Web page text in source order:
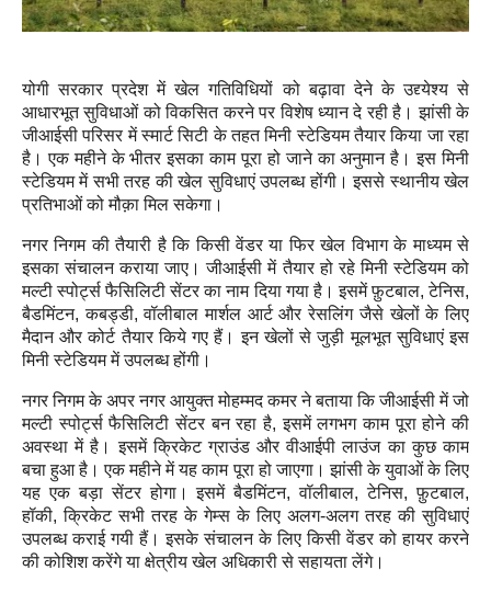
योगी सरकार प्रदेश में खेल गतिविधियों को बढ़ावा देने के उद्द्येश्य से
आधारभूत सुविधाओं को विकसित करने पर विशेष ध्यान दे रही है। झांसी के
जीआईसी परिसर में स्मार्ट सिटी के तहत मिनी स्टेडियम तैयार किया जा रहा
है। एक महीने के भीतर इसका काम पूरा हो जाने का अनुमान है। इस मिनी
स्टेडियम में सभी तरह की खेल सुविधाएं उपलब्ध होंगी। इससे स्थानीय खेल
प्रतिभाओं को मौक़ा मिल सकेगा।
नगर निगम की तैयारी है कि किसी वेंडर या फिर खेल विभाग के माध्यम से
इसका संचालन कराया जाए। जीआईसी में तैयार हो रहे मिनी स्टेडियम को
मल्टी स्पोर्ट्स फैसिलिटी सेंटर का नाम दिया गया है। इसमें फ़ुटबाल, टेनिस,
बैडमिंटन, कबड्डी, वॉलीबाल मार्शल आर्ट और रेसलिंग जैसे खेलों के लिए
मैदान और कोर्ट तैयार किये गए हैं। इन खेलों से जुड़ी मूलभूत सुविधाएं इस
मिनी स्टेडियम में उपलब्ध होंगी।
नगर निगम के अपर नगर आयुक्त मोहम्मद कमर ने बताया कि जीआईसी में जो
मल्टी स्पोर्ट्स फैसिलिटी सेंटर बन रहा है, इसमें लगभग काम पूरा होने की
अवस्था में है। इसमें क्रिकेट ग्राउंड और वीआईपी लाउंज का कुछ काम
बचा हुआ है। एक महीने में यह काम पूरा हो जाएगा। झांसी के युवाओं के लिए
यह एक बड़ा सेंटर होगा। इसमें बैडमिंटन, वॉलीबाल, टेनिस, फ़ुटबाल,
हॉकी, क्रिकेट सभी तरह के गेम्स के लिए अलग-अलग तरह की सुविधाएं
उपलब्ध कराई गयी हैं। इसके संचालन के लिए किसी वेंडर को हायर करने
की कोशिश करेंगे या क्षेत्रीय खेल अधिकारी से सहायता लेंगे।